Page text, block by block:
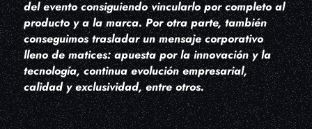
del evento consiguiendo vincularlo por completo al
producto y a la marca. Por otra parte, también
conseguimos trasladar un mensaje corporativo
lleno de matices: apuesta por la innovación y la
tecnología, continua evolución empresarial,
calidad y exclusividad, entre otros.